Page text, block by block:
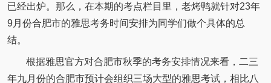
已经出炉。那么，在本期的考点栏目里，老烤鸭就针对23年
9月份合肥市的雅思考务时间安排为同学们做个具体的总
结。
根据雅思官方对合肥市秋季的考务安排情况来看，二三
年九月份的合肥市预计会组织三场大型的雅思考试，相比八